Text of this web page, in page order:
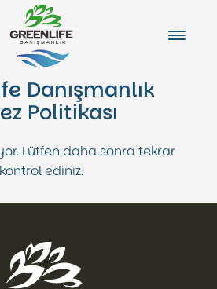
Danışmanlık
Politikası
Lütfen daha sonra tekrar
kontrol ediniz.